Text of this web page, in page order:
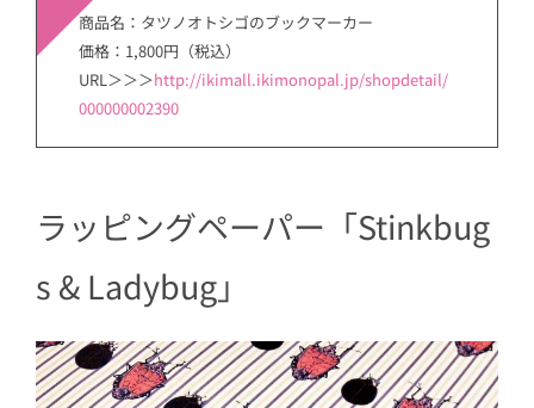
商品名：タツノオトシゴのブックマーカー
価格：1,800円（税込）
URL＞＞＞http://ikimall.ikimonopal.jp/shopdetail/
000000002390
ラッピングペーパー「Stinkbug
s & Ladybug」